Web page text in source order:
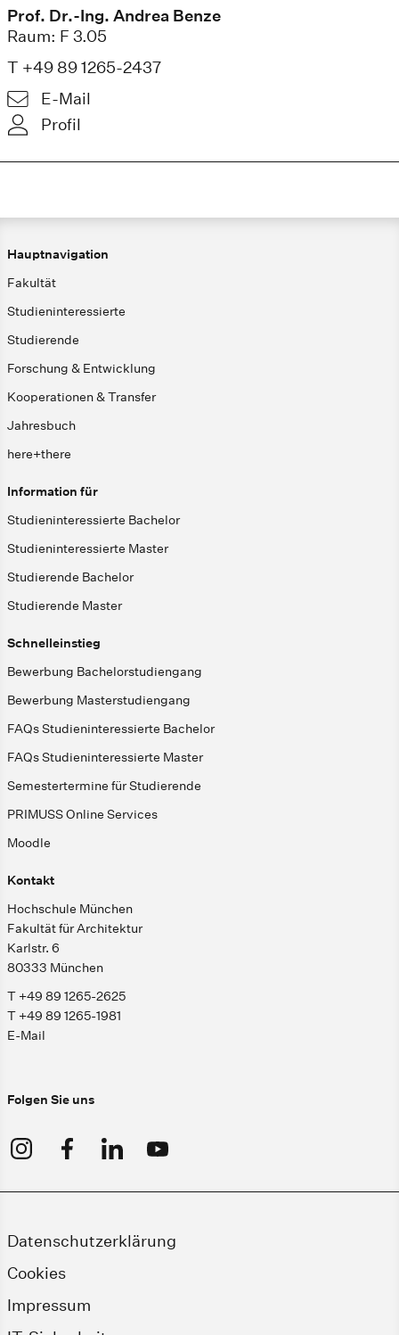
Prof. Dr.-Ing. Andrea Benze
Raum: F 3.05
T +49 89 1265-2437
E-Mail
Profil
Hauptnavigation
Fakultät
Studieninteressierte
Studierende
Forschung & Entwicklung
Kooperationen & Transfer
Jahresbuch
here+there
Information für
Studieninteressierte Bachelor
Studieninteressierte Master
Studierende Bachelor
Studierende Master
Schnelleinstieg
Bewerbung Bachelorstudiengang
Bewerbung Masterstudiengang
FAQs Studieninteressierte Bachelor
FAQs Studieninteressierte Master
Semestertermine für Studierende
PRIMUSS Online Services
Moodle
Kontakt
Hochschule München
Fakultät für Architektur
Karlstr. 6
80333 München
T +49 89 1265-2625
T +49 89 1265-1981
E-Mail
Folgen Sie uns
Datenschutzerklärung
Cookies
Impressum